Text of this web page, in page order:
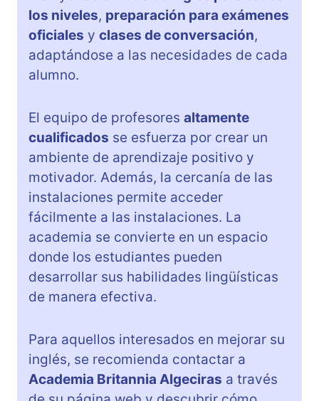
los niveles, preparación para exámenes
oficiales y clases de conversación,
adaptándose a las necesidades de cada
alumno.
El equipo de profesores altamente
cualificados se esfuerza por crear un
ambiente de aprendizaje positivo y
motivador. Además, la cercanía de las
instalaciones permite acceder
fácilmente a las instalaciones. La
academia se convierte en un espacio
donde los estudiantes pueden
desarrollar sus habilidades lingüísticas
de manera efectiva.
Para aquellos interesados en mejorar su
inglés, se recomienda contactar a
Academia Britannia Algeciras a través